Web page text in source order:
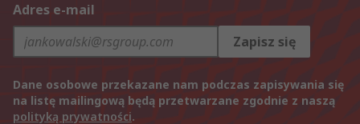
Adres e-mail
Zapisz się
Dane osobowe przekazane nam podczas zapisywania się
na listę mailingową będą przetwarzane zgodnie z naszą
polityką prywatności.